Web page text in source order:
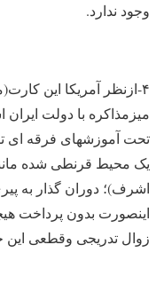
وجود ندارد.
۴-ازنظر آمریکا این
میزمذاکره با دولت
تحت آموزشهای فرقه ای
یک محیط قرنطی شده
اشرف)؛ دوران گذار به
اینصورت بدون پرداخت
زوال تدریجی وقطعی این